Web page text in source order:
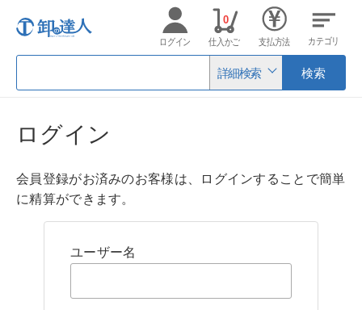
詳細検索 検索
ログイン 仕入かご
0
支払方法 カテゴリ
ログイン
会員登録がお済みのお客様は、ログインすることで簡単
に精算ができます。
ユーザー名